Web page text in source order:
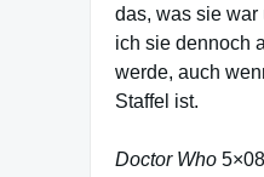
das, was sie
ich sie dennoch
werde, auch
Staffel ist.
Doctor Who